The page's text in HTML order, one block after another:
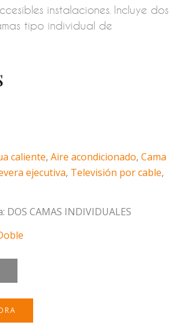
instalaciones. Incluye dos
tipo individual de
caliente,Aire acondicionado,Cama
ejecutiva, Televisión por cable,
DOS CAMAS INDIVIDUALES